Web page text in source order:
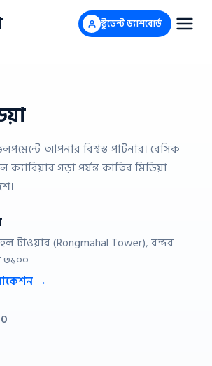
স্টুডেন্ট ড্যাশবোর্ড
আপনার বিশ্বস্ত পার্টনার। বেসিক
ক্যারিয়ার গড়া পর্যন্ত কাতিব মিডিয়া
টাওয়ার (Rongmahal Tower), বন্দর
৩১০০
→